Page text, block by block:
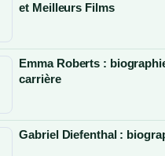
et Meilleurs Films
Emma Roberts :
carrière
Gabriel Diefenthal :